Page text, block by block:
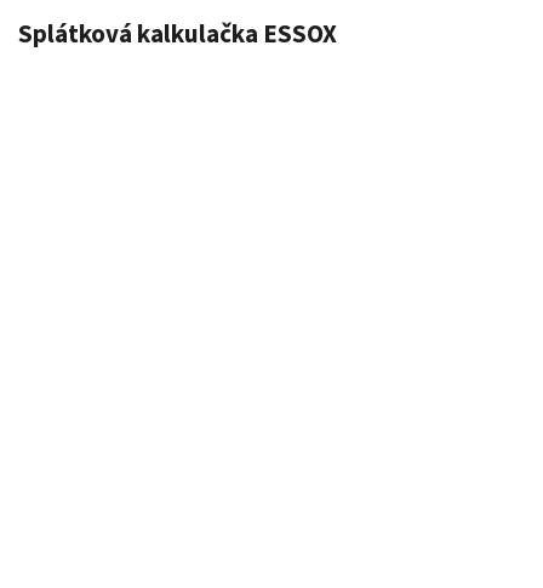
Splátková kalkulačka ESSOX